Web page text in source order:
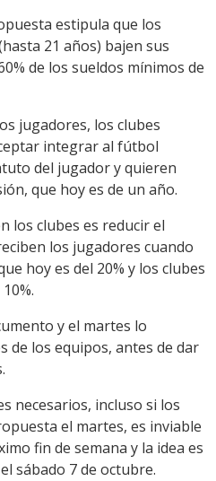
estipula que los
21 años) bajen sus
de los sueldos mínimos de
jugadores, los clubes
integrar al fútbol
del jugador y quieren
que hoy es de un año.
los clubes es reducir el
los jugadores cuando
hoy es del 20% y los clubes
y el martes lo
de los equipos, antes de dar
necesarios, incluso si los
el martes, es inviable
fin de semana y la idea es
sábado 7 de octubre.